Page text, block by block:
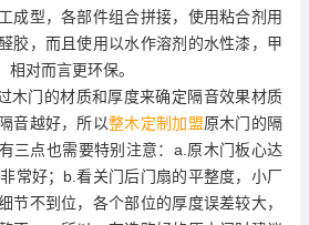
成型，各部件组合拼接，使用粘合剂用
胶，而且使用以水作溶剂的水性漆，甲
对而言更环保。
木门的材质和厚度来确定隔音效果材质
音越好，所以整木定制加盟原木门的隔
三点也需要特别注意：a.原木门板心达
常好；b.看关门后门扇的平整度，小厂
节不到位，各个部位的厚度误差较大，